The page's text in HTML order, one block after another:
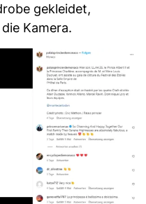
gekleidet,
Kamera.